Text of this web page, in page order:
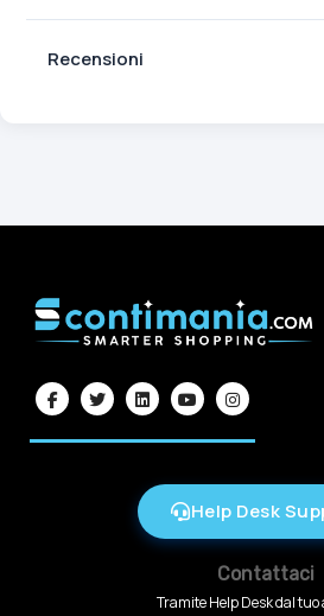
Recensioni
Help Desk
Contattaci
Tramite Help Desk dal